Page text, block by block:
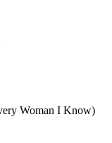
Woman I Know)